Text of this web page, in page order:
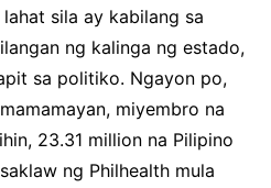
sila ay kabilang sa
ng kalinga ng estado,
sa politiko. Ngayon po,
miyembro na
23.31 million na Pilipino
ng Philhealth mula